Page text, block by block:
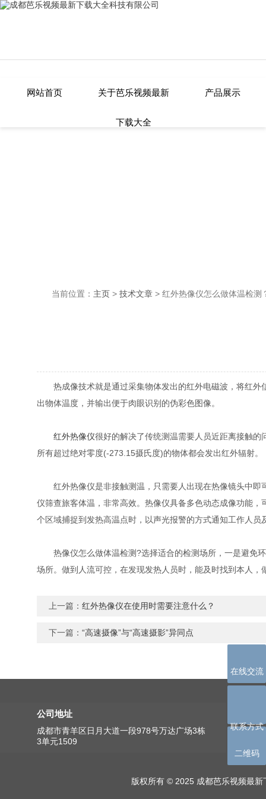
芭乐视频最新下载大全,芭乐APP在
网站首页 关于芭乐视频最新
下载大全
产品展示
当前位置： 主页> 技术文章> 红外热像仪怎么做体温检测
热成像技术就是通过采集物体发出的红外电磁波，将红外信
出物体温度，并输出便于肉眼识别的伪彩色图像。
红外热像仪很好的解决了传统测温需要人员近距离接触的问题
所有超过绝对零度(-273.15摄氏度)的物体都会发出红外辐射。
红外热像仪是非接触测温，只需要人出现在热像镜头中即可
仪筛查旅客体温，非常高效。热像仪具备多色动态成像功能
个区域捕捉到发热高温点时，以声光报警的方式通知工作人员及
热像仪怎么做体温检测?选择适合的检测场所，一是避免环
场所。做到人流可控，在发现发热人员时，能及时找到本人，
上一篇： 红外热像仪在使用时需要注意什么？
下一篇： “高速摄像”与“高速摄影”异同点
公司地址
成都市青羊区日月大道一段978号万达广场3栋
3单元1509
版权所有 © 2025 成都芭乐视频最
在线交流
联系方式
二维码